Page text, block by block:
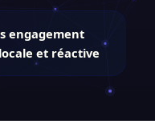
engagement
et réactive